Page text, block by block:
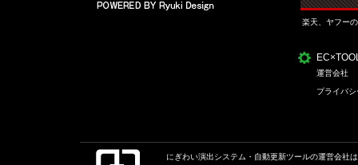
楽天、ヤフー
運営会社
プライバ
にぎわい演出システム・自動更新ツールの運営会